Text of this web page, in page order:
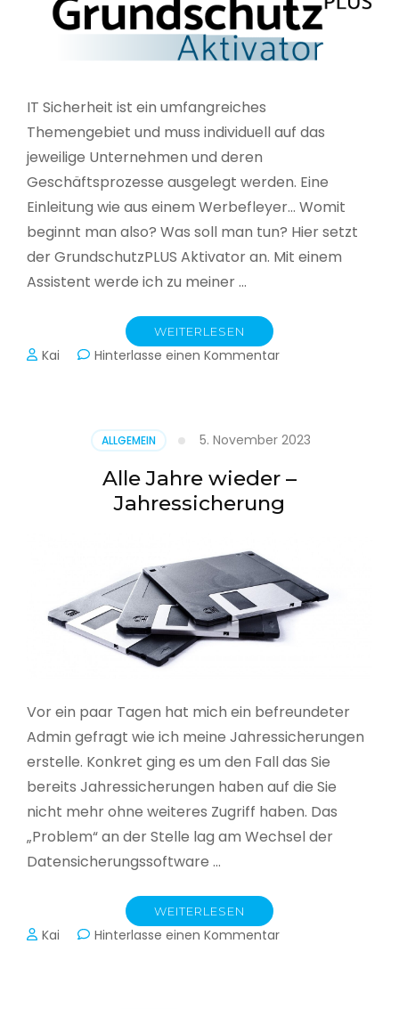
IT Sicherheit ist ein umfangreiches
Themengebiet und muss individuell auf das
jeweilige Unternehmen und deren
Geschäftsprozesse ausgelegt werden. Eine
Einleitung wie aus einem Werbefleyer… Womit
beginnt man also? Was soll man tun? Hier setzt
der GrundschutzPLUS Aktivator an. Mit einem
Assistent werde ich zu meiner …
WEITERLESEN
Kai Hinterlasse einen Kommentarzu
ALLGEMEIN 5. November 2023
Alle Jahre wieder –
Jahressicherung
Vor ein paar Tagen hat mich ein befreundeter
Admin gefragt wie ich meine Jahressicherungen
erstelle. Konkret ging es um den Fall das Sie
bereits Jahressicherungen haben auf die Sie
nicht mehr ohne weiteres Zugriff haben. Das
„Problem“ an der Stelle lag am Wechsel der
Datensicherungssoftware …
WEITERLESEN
Kai Hinterlasse einen Kommentarzu